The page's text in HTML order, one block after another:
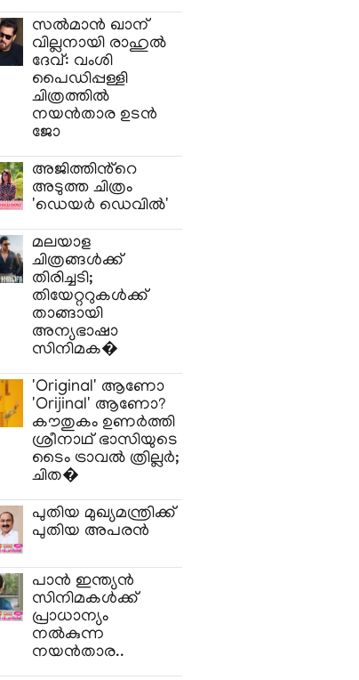
സൽമാൻ ഖാന്
വില്ലനായി രാഹുൽ
ദേവ്: വംശി
പൈഡിപ്പള്ളി
ചിത്രത്തിൽ
നയൻതാര ഉടൻ
ജോ
അജിത്തിൻ്റെ
അടുത്ത ചിത്രം
'ഡെയർ ഡെവിൽ'
മലയാള
ചിത്രങ്ങൾക്ക്
തിരിച്ചടി;
തിയേറ്ററുകൾക്ക്
താങ്ങായി
അന്യഭാഷാ
സിനിമക�
'Original' ആണോ
'Orijinal' ആണോ?
കൗതുകം ഉണർത്തി
ശ്രീനാഥ് ഭാസിയുടെ
ടൈം ട്രാവൽ ത്രില്ലർ;
ചിത�
പുതിയ മുഖ്യമന്ത്രിക്ക്
പുതിയ അപരൻ
പാൻ ഇന്ത്യൻ
സിനിമകൾക്ക്
പ്രാധാന്യം
നൽകുന്ന
നയൻതാര..